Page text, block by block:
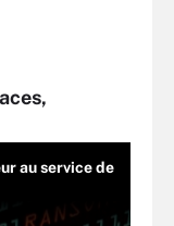
au service de